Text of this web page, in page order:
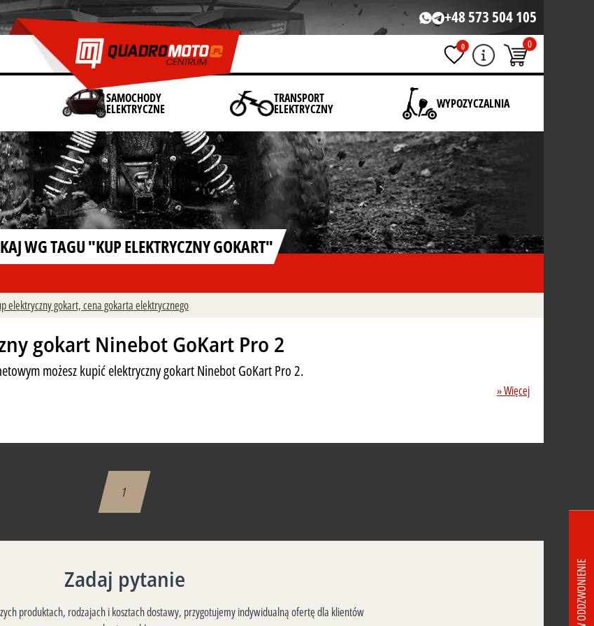
+48 573 504 105
0 0
SAMOCHODY
ELEKTRYCZNE
TRANSPORT
ELEKTRYCZNY WYPOZYCZALNIA
WG TAGU "KUP ELEKTRYCZNY GOKART"
elektryczny gokart,cena gokarta elektrycznego
gokart Ninebot GoKart Pro 2
możesz kupić elektryczny gokart Ninebot GoKart Pro 2.
» Więcej
1
Zadaj pytanie
produktach, rodzajach i kosztach dostawy, przygotujemy indywidualną ofertę dla klientów
ZAMÓW ODDZWONIENIE